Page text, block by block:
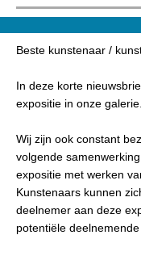
Beste kunstenaar /
In deze korte
expositie in onze galerie.
Wij zijn ook constant
volgende
expositie met werken
Kunstenaars kunnen
deelnemer aan deze
potentiële